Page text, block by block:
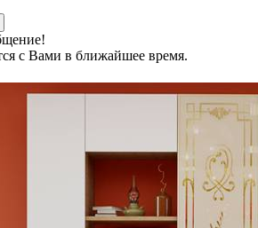
с Вами в ближайшее время.